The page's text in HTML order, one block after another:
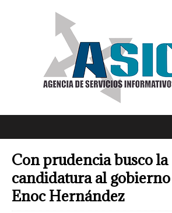
Con prudencia busco la
candidatura al
Enoc Hernández